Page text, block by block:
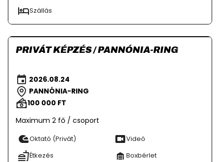
Szállás
PRIVÁT KÉPZÉS / PANNÓNIA-RING
2026.08.24
PANNÓNIA-RING
100 000 FT
Maximum 2 fő / csoport
Oktató (Privát)
Videó
Étkezés
Boxbérlet